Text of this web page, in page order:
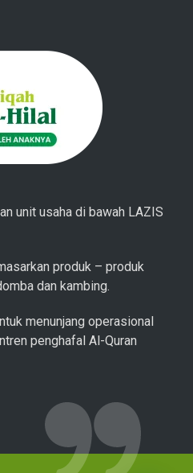
unit usaha di bawah LAZIS
produk – produk
dan kambing.
menunjang operasional
penghafal Al-Quran